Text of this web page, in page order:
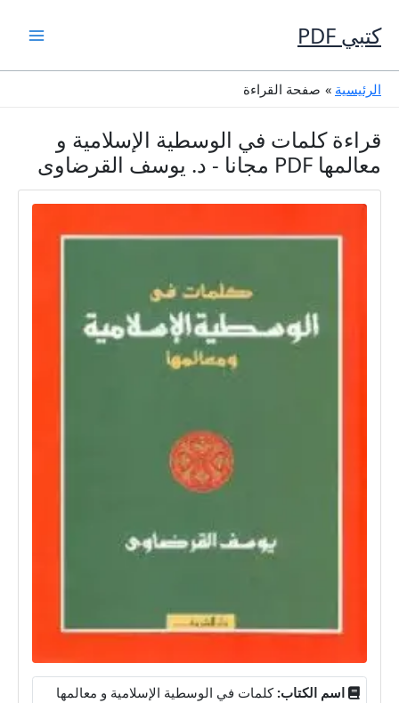
إلى
المحتوى
كتبي PDF
الرئيسية صفحة القراءة
قراءة كلمات في الوسطية الإسلامية و
معالمها PDF مجانا - د. يوسف القرضاوى
اسم الكتاب: كلمات في الوسطية الإسلامية و معالمها